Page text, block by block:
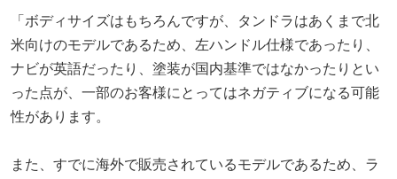
「ボディサイズはもちろんですが、タンドラはあくまで北
米向けのモデルであるため、左ハンドル仕様であったり、
ナビが英語だったり、塗装が国内基準ではなかったりとい
った点が、一部のお客様にとってはネガティブになる可能
性があります。
また、すでに海外で販売されているモデルであるため、ラ